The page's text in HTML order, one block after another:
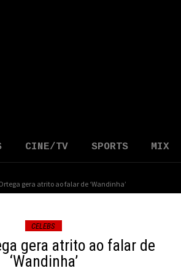
CINE/TV SPORTS MIX
gera atrito ao falar de ‘Wandinha’
CELEBS
gera atrito ao falar de
‘Wandinha’